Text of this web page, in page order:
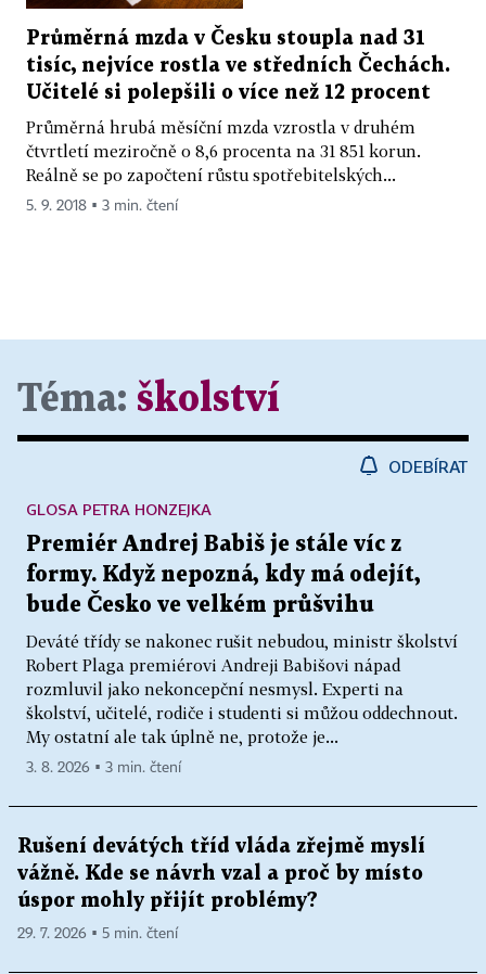
Průměrná mzda v Česku stoupla nad 31
tisíc, nejvíce rostla ve středních Čechách.
Učitelé si polepšili o více než 12 procent
Průměrná hrubá měsíční mzda vzrostla v druhém
čtvrtletí meziročně o 8,6 procenta na 31 851 korun.
Reálně se po započtení růstu spotřebitelských...
5. 9. 2018 ▪ 3 min. čtení
Téma: školství
ODEBÍRAT
Premiér Andrej Babiš je stále víc z
formy. Když nepozná, kdy má odejít,
bude Česko ve velkém průšvihu
Deváté třídy se nakonec rušit nebudou, ministr školství
Robert Plaga premiérovi Andreji Babišovi nápad
rozmluvil jako nekoncepční nesmysl. Experti na
školství, učitelé, rodiče i studenti si můžou oddechnout.
My ostatní ale tak úplně ne, protože je...
GLOSA PETRA HONZEJKA
3. 8. 2026 ▪ 3 min. čtení
Rušení devátých tříd vláda zřejmě myslí
vážně. Kde se návrh vzal a proč by místo
úspor mohly přijít problémy?
29. 7. 2026 ▪ 5 min. čtení